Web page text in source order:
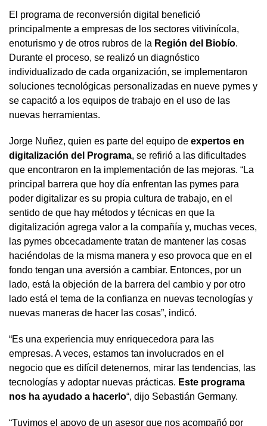
El programa de reconversión digital benefició
principalmente a empresas de los sectores vitivinícola,
enoturismo y de otros rubros de la Región del Biobío.
Durante el proceso, se realizó un diagnóstico
individualizado de cada organización, se implementaron
soluciones tecnológicas personalizadas en nueve pymes y
se capacitó a los equipos de trabajo en el uso de las
nuevas herramientas.
Jorge Nuñez, quien es parte del equipo de expertos en
digitalización del Programa, se refirió a las dificultades
que encontraron en la implementación de las mejoras. “La
principal barrera que hoy día enfrentan las pymes para
poder digitalizar es su propia cultura de trabajo, en el
sentido de que hay métodos y técnicas en que la
digitalización agrega valor a la compañía y, muchas veces,
las pymes obcecadamente tratan de mantener las cosas
haciéndolas de la misma manera y eso provoca que en el
fondo tengan una aversión a cambiar. Entonces, por un
lado, está la objeción de la barrera del cambio y por otro
lado está el tema de la confianza en nuevas tecnologías y
nuevas maneras de hacer las cosas”, indicó.
“Es una experiencia muy enriquecedora para las
empresas. A veces, estamos tan involucrados en el
negocio que es difícil detenernos, mirar las tendencias, las
tecnologías y adoptar nuevas prácticas. Este programa
nos ha ayudado a hacerlo“, dijo Sebastián Germany.
“Tuvimos el apoyo de un asesor que nos acompañó por